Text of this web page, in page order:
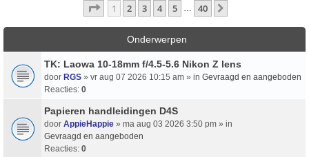
Pagina Van40
1 2 3 4 5 40
Onderwerpen
TK: Laowa 10-18mm f/4.5-5.6 Nikon Z lens
door RGS » vr aug 07 2026 10:15 am » in Gevraagd en aangeboden
Reacties: 0
Papieren handleidingen D4S
door AppieHappie » ma aug 03 2026 3:50 pm » in
Gevraagd en aangeboden
Reacties: 0